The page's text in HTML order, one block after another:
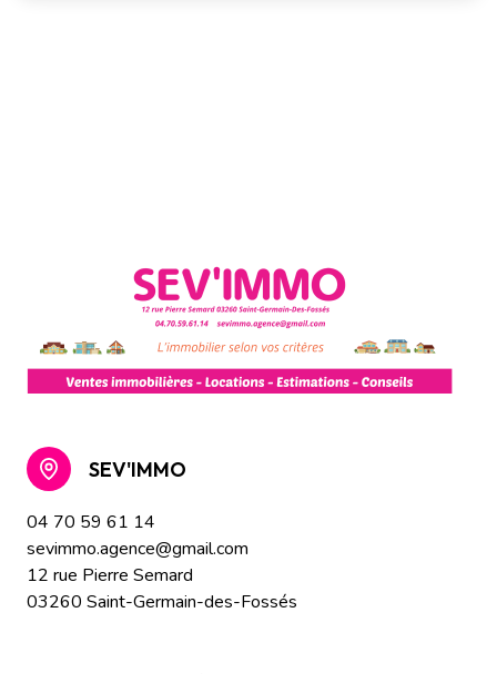
SEV'IMMO
04 70 59 61 14
sevimmo.agence@gmail.com
12 rue Pierre Semard
03260 Saint-Germain-des-Fossés